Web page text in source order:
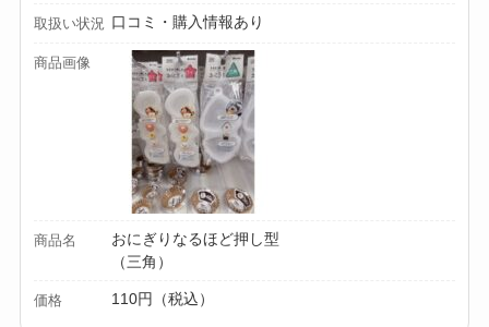
【100均】ダイソー/
セリア等でテントロ
取扱い状況 口コミ・購入情報あり
商品画像
商品名
おにぎりなるほど押し型
（三角）
価格 110円（税込）